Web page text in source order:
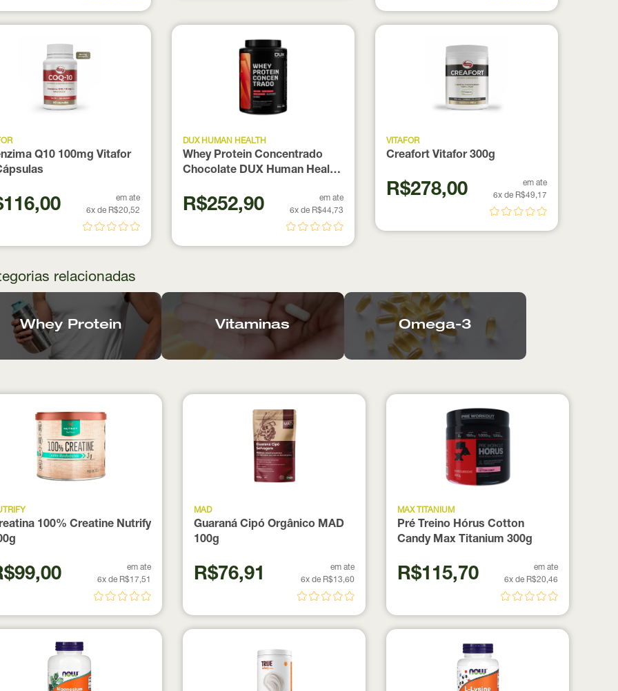
Q10 100mg Vitafor
em ate
6x de R$20,52
DUX HUMAN HEALTH
Whey Protein Concentrado
Chocolate DUX Human Health
R$252,90
em ate
6x de R$44,73
VITAFOR
Creafort Vitafor 300g
R$278,00
em ate
6x de R$49,17
relacionadas
Whey Protein Vitaminas Ômega-3
100% Creatine Nutrify
em ate
6x de R$17,51
MAD
Guaraná Cipó Orgânico MAD
100g
R$76,91
em ate
6x de R$13,60
MAX TITANIUM
Pré Treino Hórus Cotton
Candy Max Titanium 300g
R$115,70
em ate
6x de R$20,46